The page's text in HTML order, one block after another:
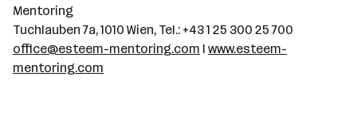
Mentoring
Tuchlauben 7a, 1010 Wien, Tel.: +43 1 25 300 25 700
office@esteem-mentoring.com I www.esteem-
mentoring.com